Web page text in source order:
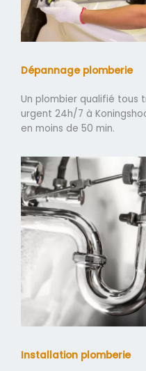
Dépannage plomberie
Un plombier qualifié tous
urgent 24h/7 à
en moins de 50 min.
Installation plomberie